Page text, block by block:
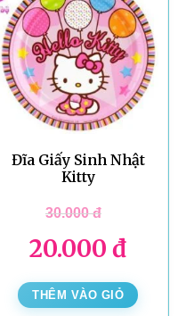
Đĩa Giấy Sinh Nhật
Kitty
30.000đ
20.000 đ
THÊM VÀO GIỎ